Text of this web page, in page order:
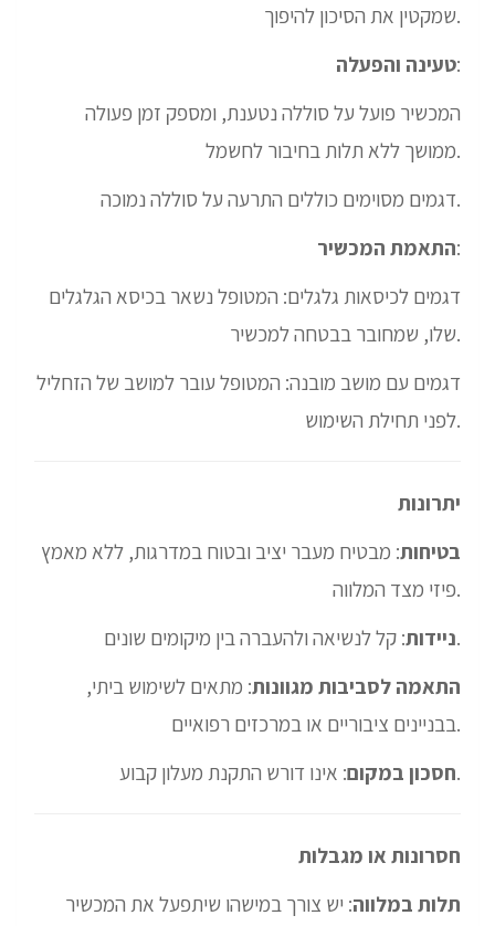
שמקטין את הסיכון להיפוך.
טעינה והפעלה:
המכשיר פועל על סוללה נטענת, ומספק זמן פעולה
ממושך ללא תלות בחיבור לחשמל.
דגמים מסוימים כוללים התרעה על סוללה נמוכה.
התאמת המכשיר:
דגמים לכיסאות גלגלים: המטופל נשאר בכיסא הגלגלים
שלו, שמחובר בבטחה למכשיר.
דגמים עם מושב מובנה: המטופל עובר למושב של הזחליל
לפני תחילת השימוש.
יתרונות
בטיחות: מבטיח מעבר יציב ובטוח במדרגות, ללא מאמץ
פיזי מצד המלווה.
ניידות: קל לנשיאה ולהעברה בין מיקומים שונים.
התאמה לסביבות מגוונות: מתאים לשימוש ביתי,
בבניינים ציבוריים או במרכזים רפואיים.
חסכון במקום: אינו דורש התקנת מעלון קבוע.
חסרונות או מגבלות
תלות במלווה: יש צורך במישהו שיתפעל את המכשיר